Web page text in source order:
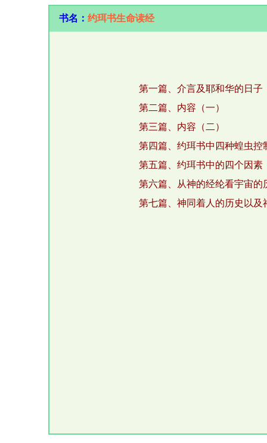
书名： 约珥书生命读经
第一篇、介言及耶和华的日子
第二篇、内容（一）
第三篇、内容（二）
第四篇、约珥书中四种蝗虫控
第五篇、约珥书中的四个因素
第六篇、从神的经纶看宇宙
第七篇、神同着人的历史以及